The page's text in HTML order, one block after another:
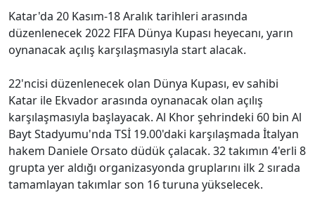
Katar'da 20 Kasım-18 Aralık tarihleri arasında
düzenlenecek 2022 FIFA Dünya Kupası heyecanı, yarın
oynanacak açılış karşılaşmasıyla start alacak.
22'ncisi düzenlenecek olan Dünya Kupası, ev sahibi
Katar ile Ekvador arasında oynanacak olan açılış
karşılaşmasıyla başlayacak. Al Khor şehrindeki 60 bin Al
Bayt Stadyumu'nda TSİ 19.00'daki karşılaşmada İtalyan
hakem Daniele Orsato düdük çalacak. 32 takımın 4'erli 8
grupta yer aldığı organizasyonda gruplarını ilk 2 sırada
tamamlayan takımlar son 16 turuna yükselecek.